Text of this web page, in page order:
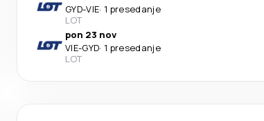
GYD-VIE· 1 presedanje
LOT
pon 23 nov
VIE-GYD· 1 presedanje
LOT